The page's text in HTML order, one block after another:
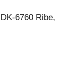
6760 Ribe,